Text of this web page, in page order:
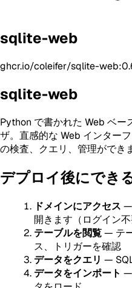
sqlite-web
ghcr.io/coleifer/sqlite-
sqlite-web
Python で書かれた Web ベー
ザ。直感的な Web インター
の検査、クエリ、管理ができ
デプロイ後にでき
ドメインにアクセス —
開きます（ログイン不
テーブルを閲覧— テ
ス、トリガーを確認
データをクエリ —
データをインポート —